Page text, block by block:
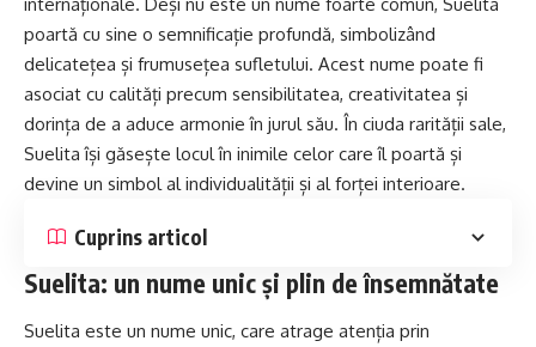
poartă cu sine o semnificație profundă, simbolizând
delicatețea și frumusețea sufletului. Acest nume poate fi
asociat cu calități precum sensibilitatea, creativitatea și
dorința de a aduce armonie în jurul său. În ciuda rarității sale,
Suelita își găsește locul în inimile celor care îl poartă și
devine un simbol al individualității și al forței interioare.
Cuprins articol
Suelita: un nume unic și plin de însemnătate
Suelita este un nume unic, care atrage atenția prin